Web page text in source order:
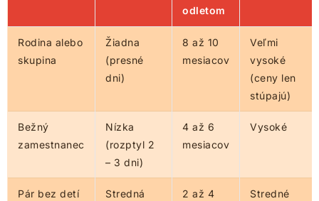
odletom
Rodina alebo
skupina
Žiadna
(presné
dni)
8 až 10
mesiacov
Veľmi
vysoké
(ceny len
stúpajú)
Bežný
zamestnanec
Nízka
(rozptyl 2
– 3 dni)
4 až 6
mesiacov
Vysoké
Pár bez detí
Stredná
2 až 4
Stredné